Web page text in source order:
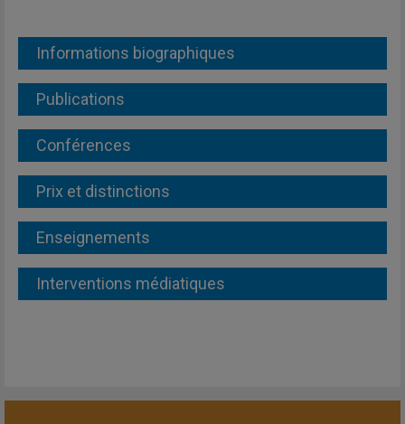
Informations biographiques
Publications
Conférences
Prix et distinctions
Enseignements
Interventions médiatiques